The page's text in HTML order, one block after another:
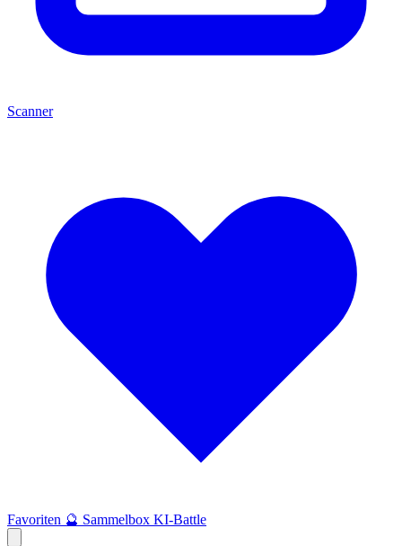
Scanner
Favoriten 🔮 Sammelbox KI-Battle